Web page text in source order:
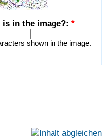
is in the image?:*
shown in the image.